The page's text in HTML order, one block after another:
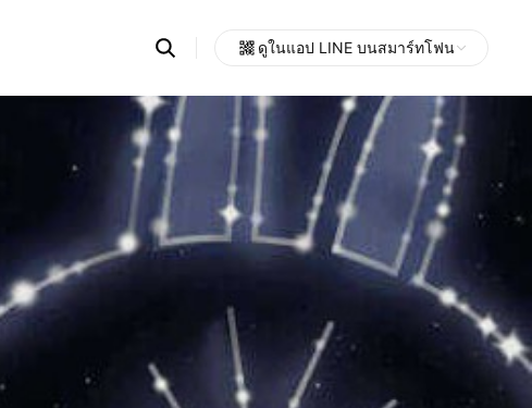
Search
OpenChats
messages
search
area
ดูในแอป LINE บนสมาร์ทโฟน